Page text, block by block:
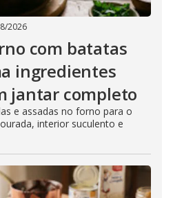
2026
com batatas
ingredientes
jantar completo
e assadas no forno para o
interior suculento e